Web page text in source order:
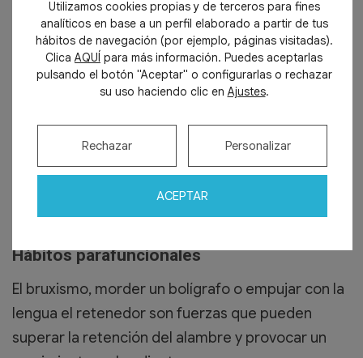
además, el envejecimiento del hueso alveolar
pueden generar desplazamientos leves, aunque
el retenedor esté bien colocado.
La acumulación de placa o sarro alrededor del
retenedor puede modificar la posición dental e
inflamar las encías, afectando a la firmeza de los
dientes.
Hábitos parafuncionales
El bruxismo, morder un bolígrafo o empujar con la
lengua el retenedor son fuerzas que pueden
superar la retención del alambre y provocar un
Utilizamos cookies propias y de terceros para fines
analíticos en base a un perfil elaborado a partir de tus
hábitos de navegación (por ejemplo, páginas visitadas).
Clica AQUÍ para más información. Puedes aceptarlas
pulsando el botón "Aceptar" o configurarlas o rechazar
su uso haciendo clic en Ajustes.
ACEPTAR
Rechazar Personalizar